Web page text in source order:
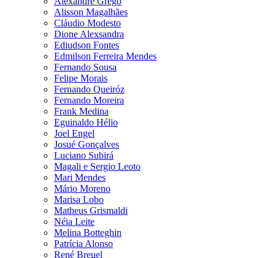
Alisson Magalhães
Cláudio Modesto
Dione Alexsandra
Ediudson Fontes
Edmilson Ferreira Mendes
Fernando Sousa
Felipe Morais
Fernando Queiróz
Fernando Moreira
Frank Medina
Eguinaldo Hélio
Joel Engel
Josué Gonçalves
Luciano Subirá
Magali e Sergio Leoto
Mari Mendes
Mário Moreno
Marisa Lobo
Matheus Grismaldi
Néia Leite
Melina Botteghin
Patrícia Alonso
René Breuel